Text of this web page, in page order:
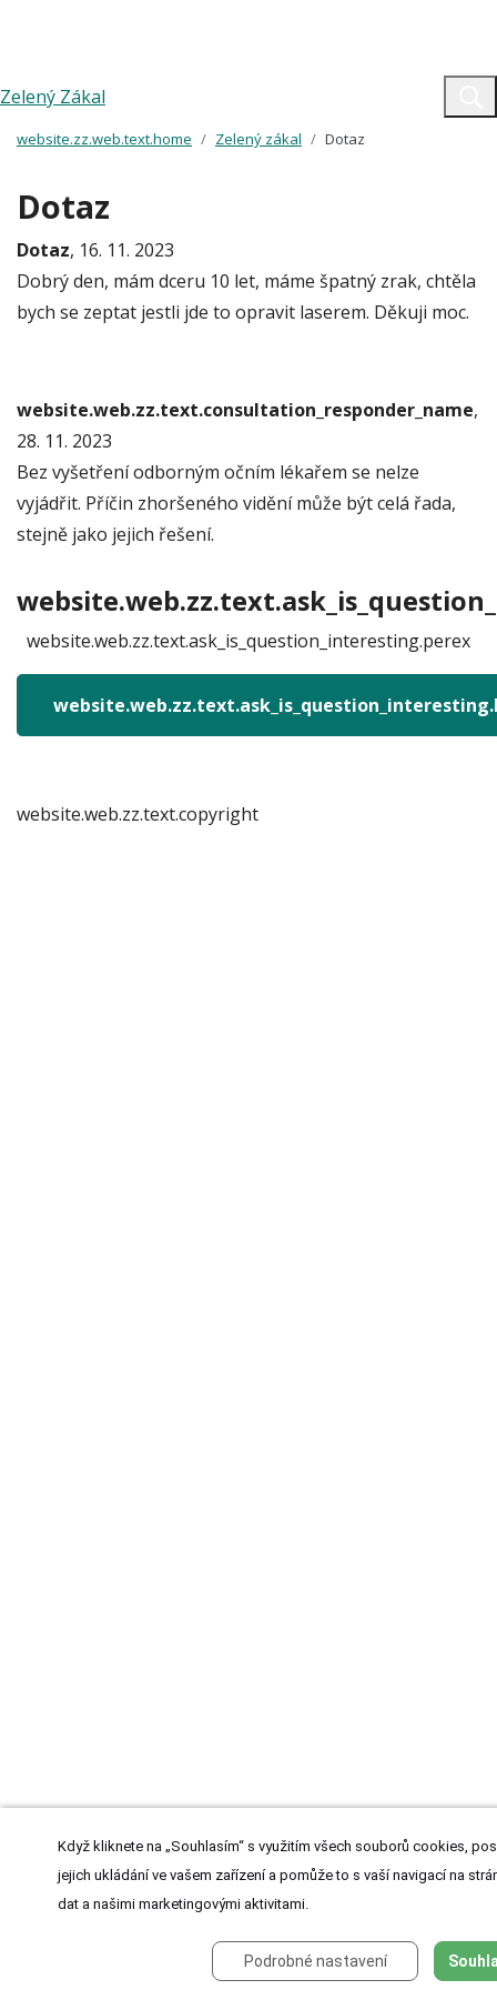
Zelený Zákal
website.zz.web.text.home Zelený zákal Dotaz
Dotaz
Dotaz, 16. 11. 2023
Dobrý den, mám dceru 10 let, máme špatný zrak, chtěla
bych se zeptat jestli jde to opravit laserem. Děkuji moc.
website.web.zz.text.consultation_responder_name,
28. 11. 2023
Bez vyšetření odborným očním lékařem se nelze
vyjádřit. Příčin zhoršeného vidění může být celá řada,
stejně jako jejich řešení.
website.web.zz.text.ask_is_question_interesting.perex
website.web.zz.text.copyright
Když kliknete na „Souhlasím“ s využitím všech souborů cookies,
jejich ukládání ve vašem zařízení a pomůže to s vaší navigací na
dat a našimi marketingovými aktivitami.
Podrobné nastavení